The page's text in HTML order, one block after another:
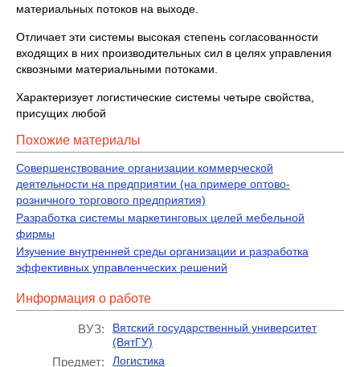
материальных потоков на выходе.
Отличает эти системы высокая степень согласованности
входящих в них производительных сил в целях управления
сквозными материальными потоками.
Характеризует логистические системы четыре свойства,
присущих любой
Похожие материалы
Совершенствование организации коммерческой
деятельности на предприятии (на примере оптово-
розничного торгового предприятия)
Разработка системы маркетинговых целей мебельной
фирмы
Изучение внутренней среды организации и разработка
эффективных управленческих решений
Информация о работе
ВУЗ:
Вятский государственный университет
(ВятГУ)
Предмет: Логистика